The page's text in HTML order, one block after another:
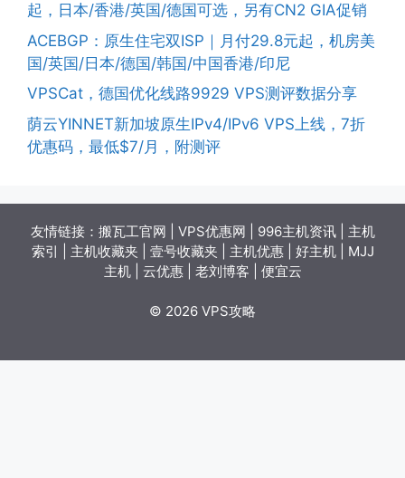
起，日本/香港/英国/德国可选，另有CN2 GIA促销
ACEBGP：原生住宅双ISP｜月付29.8元起，机房美
国/英国/日本/德国/韩国/中国香港/印尼
VPSCat，德国优化线路9929 VPS测评数据分享
荫云YINNET新加坡原生IPv4/IPv6 VPS上线，7折
优惠码，最低$7/月，附测评
友情链接： 搬瓦工官网 VPS优惠网 996主机资讯| 主机
索引
主机收藏夹 壹号收藏夹 主机优惠| 好主机| MJJ
主机| 云优惠| 老刘博客 便宜云
© 2026 VPS攻略